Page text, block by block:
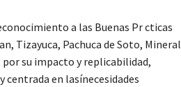
a las Buenas Pr cticas
Tizayuca, Pachuca de Soto, Mineral
su impacto y replicabilidad,
en lasínecesidades